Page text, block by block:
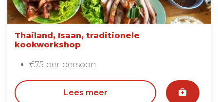
Thailand, Isaan, traditionele
kookworkshop
€75 per persoon
Lees meer